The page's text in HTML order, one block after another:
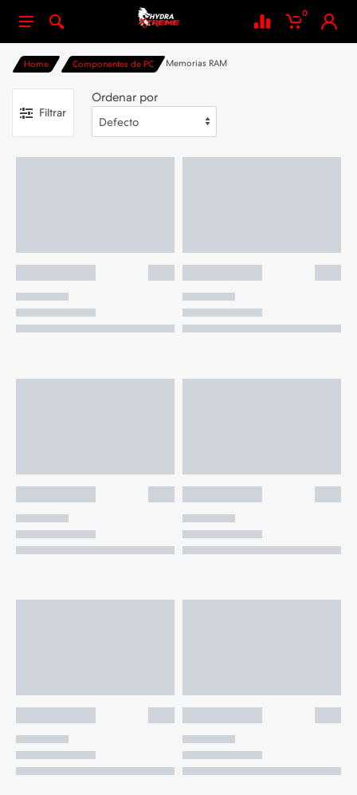
0
Home Componentes de PC Memorias RAM
Filtrar
Ordenar por